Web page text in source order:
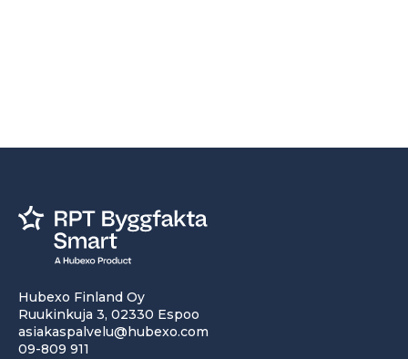
Hubexo Finland Oy
Ruukinkuja 3, 02330 Espoo
asiakaspalvelu@hubexo.com
09-809 911